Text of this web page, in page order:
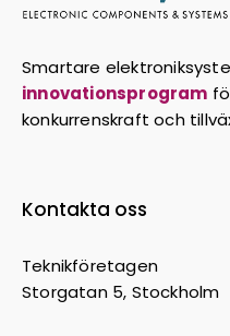
Smartare
innovationsprogram
konkurrenskraft och
Kontakta oss
Teknikföretagen
Storgatan 5, Stockholm